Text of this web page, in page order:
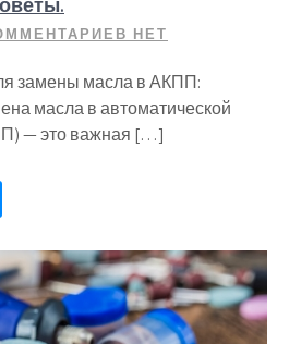
НЕТ
замены масла в АКПП:
масла в автоматической
— это важная […]